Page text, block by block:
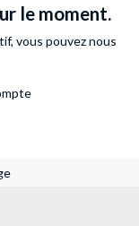
le moment.
vous pouveznous